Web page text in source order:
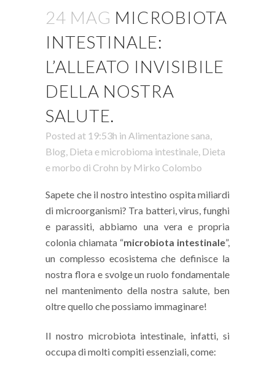
24 MAG MICROBIOTA
INTESTINALE:
L’ALLEATO INVISIBILE
DELLA NOSTRA
SALUTE.
Posted at 19:53h in Alimentazione sana,
Blog, Dieta e microbioma intestinale, Dieta
e morbo di Crohn by Mirko Colombo
Sapete che il nostro intestino ospita miliardi
di microorganismi? Tra batteri, virus, funghi
e parassiti, abbiamo una vera e propria
colonia chiamata “microbiota intestinale”,
un complesso ecosistema che definisce la
nostra flora e svolge un ruolo fondamentale
nel mantenimento della nostra salute, ben
oltre quello che possiamo immaginare!
Il nostro microbiota intestinale, infatti, si
occupa di molti compiti essenziali, come: